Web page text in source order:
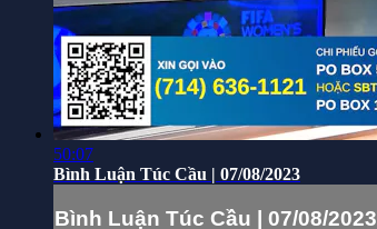
50:07
Bình Luận Túc Cầu | 07/08/2023
Bình Luận Túc Cầu | 07/08/2023